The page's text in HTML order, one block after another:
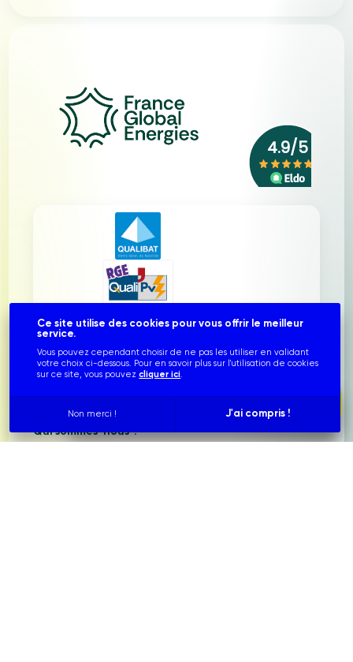
info@franceglobalenergies.fr
Qui sommes-nous ?
Ce site utilise des cookies pour vous offrir le meilleur
service.
Vous pouvez cependant choisir de ne pas les utiliser en validant
votre choix ci-dessous. Pour en savoir plus sur l'utilisation de cookies
sur ce site, vous pouvezcliquer ici
Non merci ! J'ai compris !